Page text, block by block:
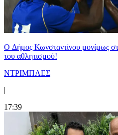
O Δήμος Κωνσταντίνου μονίμως
του αθλητισμού!
ΝΤΡΙΜΠΛΕΣ
|
17:39